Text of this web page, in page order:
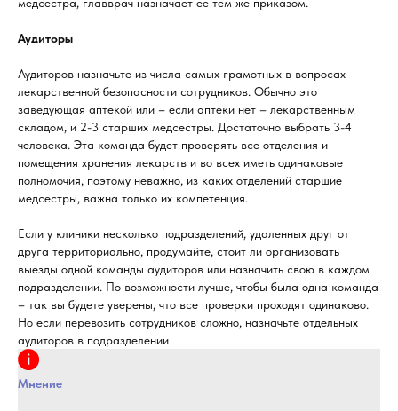
Аудиторы
Аудиторов назначьте из числа самых грамотных в вопросах
лекарственной безопасности сотрудников. Обычно это
заведующая аптекой или – если аптеки нет – лекарственным
складом, и 2-3 старших медсестры. Достаточно выбрать 3-4
человека. Эта команда будет проверять все отделения и
помещения хранения лекарств и во всех иметь одинаковые
полномочия, поэтому неважно, из каких отделений старшие
медсестры, важна только их компетенция.
Если у клиники несколько подразделений, удаленных друг от
друга территориально, продумайте, стоит ли организовать
выезды одной команды аудиторов или назначить свою в каждом
подразделении. По возможности лучше, чтобы была одна команда
– так вы будете уверены, что все проверки проходят одинаково.
Но если перевозить сотрудников сложно, назначьте отдельных
аудиторов в подразделении
Мнение